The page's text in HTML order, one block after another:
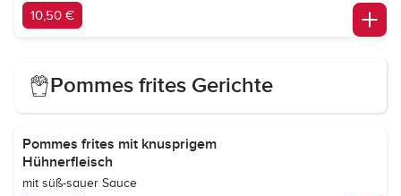
10,50 €
Pommes frites Gerichte
Pommes frites mit knusprigem
Hühnerfleisch
mit süß-sauer Sauce